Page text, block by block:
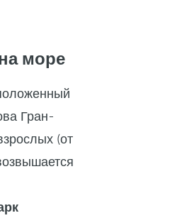
море
Гран-
(от